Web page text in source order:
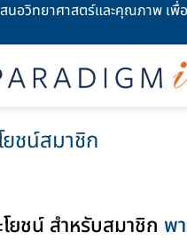
สนอวิทยาศาสตร์และคุณภาพ เพื่
ยชน์สมาชิก
ยชน์ สำหรับสมาชิก พ